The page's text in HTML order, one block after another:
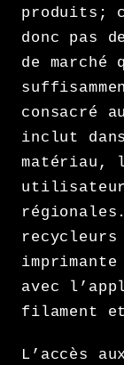
produits;
donc pas
de
consacré
inclut
matériau,
régionales.
avec
filament
L’accès